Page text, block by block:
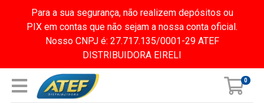
Para a sua segurança, não realizem depósitos ou
PIX em contas que não sejam a nossa conta oficial.
Nosso CNPJ é: 27.717.135/0001-29 ATEF
DISTRIBUIDORA EIRELI
0